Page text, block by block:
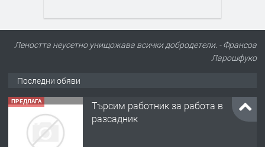
Леността неусетно унищожава всички добродетели. - Франсоа
Ларошфуко
Последни обяви
ПРЕДЛАГА
Търсим работник за работа в
разсадник